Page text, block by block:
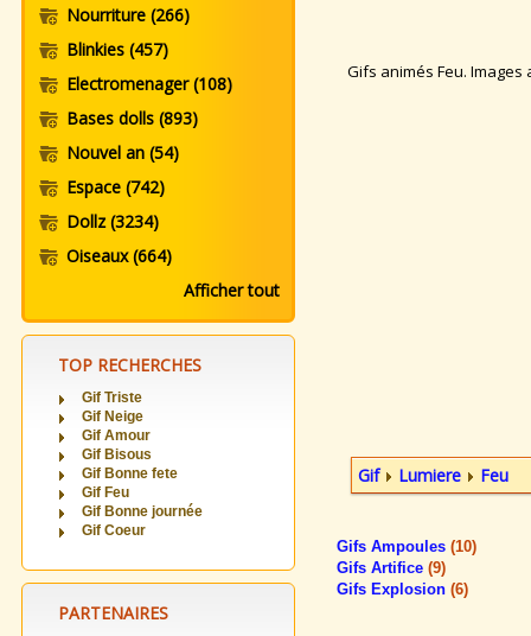
Nourriture (266)
Blinkies (457)
Electromenager(108)
Bases dolls (893)
Nouvel an (54)
Espace (742)
Dollz(3234)
Oiseaux(664)
Afficher tout
TOP RECHERCHES
Gif Triste
Gif Neige
Gif Amour
Gif Bisous
Gif Bonne fete
Gif Feu
Gif Bonne journée
Gif Coeur
PARTENAIRES
Gifs animés Feu. Images
Gif Lumiere Feu
Gifs Ampoules (10)
Gifs Artifice (9)
Gifs Explosion (6)